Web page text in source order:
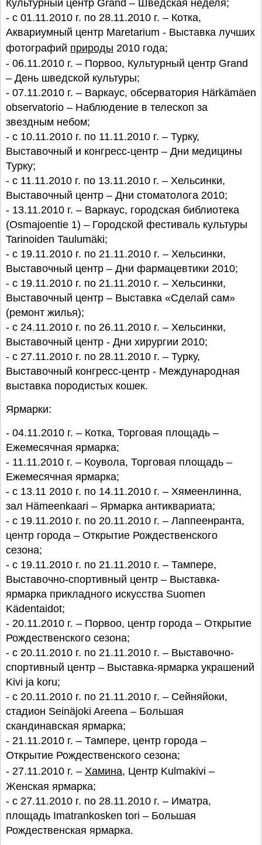
Культурный центр Grand – Шведская неделя;
- c 01.11.2010 г. по 28.11.2010 г. – Котка,
Аквариумный центр Maretarium - Выставка лучших
фотографий природы 2010 года;
- 06.11.2010 г. – Порвоо, Культурный центр Grand
– День шведской культуры;
- 07.11.2010 г. – Варкаус, обсерватория Härkämäen
observatorio – Наблюдение в телескоп за
звездным небом;
- с 10.11.2010 г. по 11.11.2010 г. – Турку,
Выставочный и конгресс-центр – Дни медицины
Турку;
- с 11.11.2010 г. по 13.11.2010 г. – Хельсинки,
Выставочный центр – Дни стоматолога 2010;
- 13.11.2010 г. – Варкаус, городская библиотека
(Osmajoentie 1) – Городской фестиваль культуры
Tarinoiden Taulumäki;
- с 19.11.2010 г. по 21.11.2010 г. – Хельсинки,
Выставочный центр – Дни фармацевтики 2010;
- с 19.11.2010 г. по 21.11.2010 г. – Хельсинки,
Выставочный центр – Выставка «Сделай сам»
(ремонт жилья);
- с 24.11.2010 г. по 26.11.2010 г. – Хельсинки,
Выставочный центр - Дни хирургии 2010;
- c 27.11.2010 г. по 28.11.2010 г. – Турку,
Выставочный конгресс-центр - Международная
выставка породистых кошек.
Ярмарки:
- 04.11.2010 г. – Котка, Торговая площадь –
Ежемесячная ярмарка;
- 11.11.2010 г. – Коувола, Торговая площадь –
Ежемесячная ярмарка;
- с 13.11 2010 г. по 14.11.2010 г. – Хямеенлинна,
зал Hämeenkaari – Ярмарка антиквариата;
- с 19.11.2010 г. по 20.11.2010 г. – Лаппеенранта,
центр города – Открытие Рождественского
сезона;
- с 19.11.2010 г. по 21.11.2010 г. – Тампере,
Выставочно-спортивный центр – Выставка-
ярмарка прикладного искусства Suomen
Kädentaidot;
- 20.11.2010 г. – Порвоо, центр города – Открытие
Рождественского сезона;
- с 20.11.2010 г. по 21.11.2010 г. – Выставочно-
спортивный центр – Выставка-ярмарка украшений
Kivi ja koru;
- с 20.11.2010 г. по 21.11.2010 г. – Сейняйоки,
стадион Seinäjoki Areena – Большая
скандинавская ярмарка;
- 21.11.2010 г. – Тампере, центр города –
Открытие Рождественского сезона;
- 27.11.2010 г. – Хамина, Центр Kulmakivi –
Женская ярмарка;
- с 27.11.2010 г. по 28.11.2010 г. – Иматра,
площадь Imatrankosken tori – Большая
Рождественская ярмарка.